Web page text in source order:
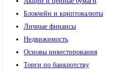
Блокчейн и криптовалюты
Личные финансы
Недвижимость
Основы инвестирования
Торги по банкротству